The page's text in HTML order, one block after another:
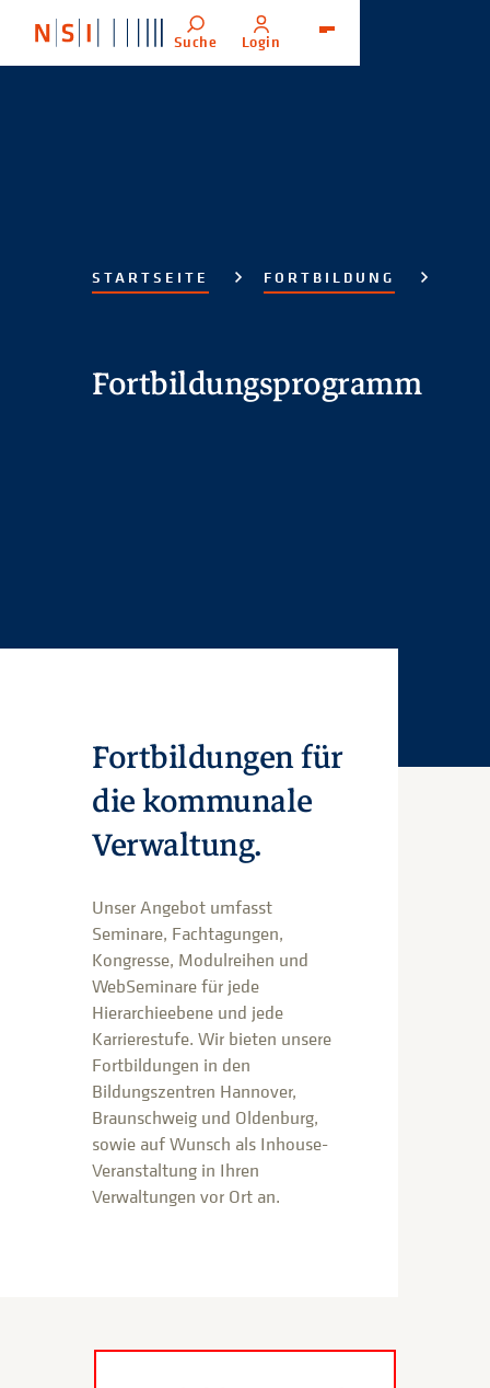
Suche Login
STARTSEITE FORTBILDUNG
Fortbildungsprogramm
Fortbildungen für
die kommunale
Verwaltung.
Unser Angebot umfasst
Seminare, Fachtagungen,
Kongresse, Modulreihen und
WebSeminare für jede
Hierarchieebene und jede
Karrierestufe. Wir bieten unsere
Fortbildungen in den
Bildungszentren Hannover,
Braunschweig und Oldenburg,
sowie auf Wunsch als Inhouse-
Veranstaltung in Ihren
Verwaltungen vor Ort an.